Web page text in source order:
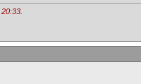
20:33